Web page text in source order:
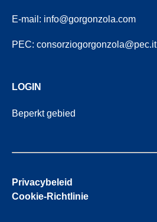
E-mail: info@gorgonzola.com
PEC: consorziogorgonzola@pec.it
LOGIN
Beperkt gebied
Privacybeleid
Cookie-Richtlinie